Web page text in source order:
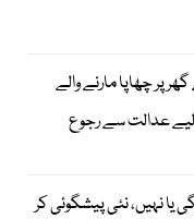
پر چھاپا مارنے والے
عدالت سے رجوع
یا نہیں، نئی پیشگوئی کر